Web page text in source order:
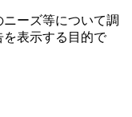
ーズ等について調
表⽰する⽬的で